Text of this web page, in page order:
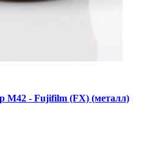
М42 - Fujifilm (FX) (металл)